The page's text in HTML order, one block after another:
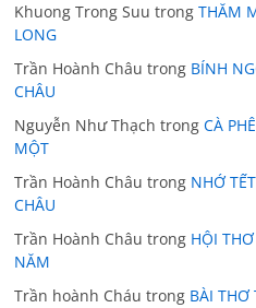
Khuong Trong Suu trongTHĂM
LONG
Trần Hoành Châu trong BÍNH
CHÂU
Nguyễn Như Thạch trongCÀ
MỘT
Trần Hoành Châu trong NHỚ
CHÂU
Trần Hoành Châu trong HỘI
NĂM
Trần hoành Cháu trong BÀI THƠ